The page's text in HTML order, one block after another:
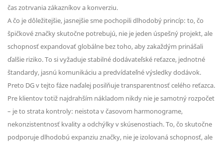
čas zotrvania zákazníkov a konverziu.
A čo je dôležitejšie, jasnejšie sme pochopili dlhodobý princíp: to, čo
špičkové značky skutočne potrebujú, nie je jeden úspešný projekt, ale
schopnosť expandovať globálne bez toho, aby zakaždým prinášali
ďalšie riziko. To si vyžaduje stabilné dodávateľské reťazce, jednotné
štandardy, jasnú komunikáciu a predvídateľné výsledky dodávok.
Preto DG v tejto fáze naďalej posilňuje transparentnosť celého reťazca.
Pre klientov totiž najdrahším nákladom nikdy nie je samotný rozpočet
– je to strata kontroly: neistota v časovom harmonograme,
nekonzistentnosť kvality a odchýlky v skúsenostiach. To, čo skutočne
podporuje dlhodobú expanziu značky, nie je izolovaná schopnosť, ale